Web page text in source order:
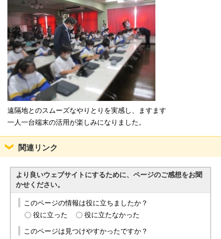
遠隔地とのスムーズなやりとりを実感し、ますます
一人一台端末の活用が楽しみになりました。
関連リンク
より良いウェブサイトにするために、ページのご感想をお聞
かせください。
このページの情報は役に立ちましたか？
役に立った
役に立たなかった
このページは見つけやすかったですか？